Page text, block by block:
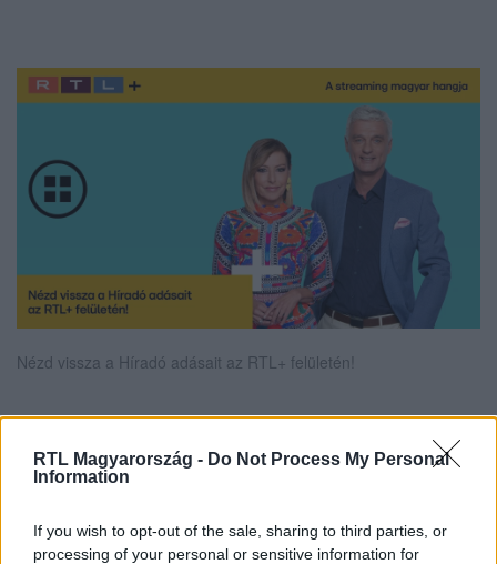
RTL Magyarország - Do Not Process My Personal
Information
If you wish to opt-out of the sale, sharing to third parties, or
processing of your personal or sensitive information for
Nézd vissza a Híradó adásait az RTL+ felületén!
Itt állítsd be, hogy az RTL.hu az elsők között
legyen a Google-találatokban!